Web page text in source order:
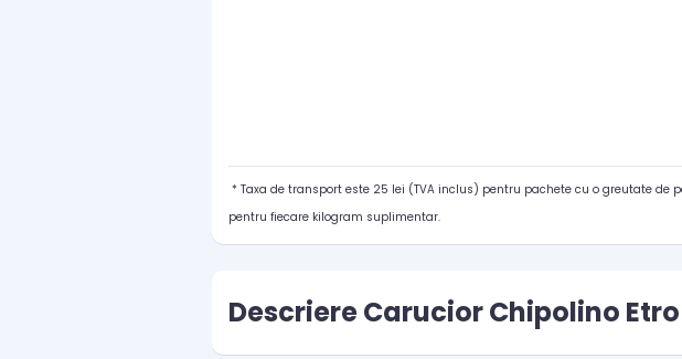
* Taxa de transport este 25 lei (TVA inclus) pentru pachete cu o greutate de
pentru fiecare kilogram suplimentar.
Descriere Carucior Chipolino